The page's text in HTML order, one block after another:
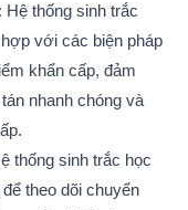
Hệ thống sinh trắc
với các biện pháp
khẩn cấp, đảm
nhanh chóng và
thống sinh trắc học
theo dõi chuyển